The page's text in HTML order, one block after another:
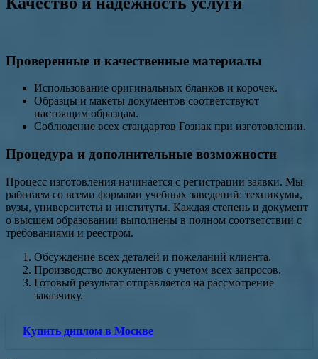
Проверенные и качественные материалы
Использование оригинальных бланков и корочек.
Образцы и макеты документов соответствуют
настоящим образцам.
Соблюдение всех стандартов Гознак при изготовлении.
Процедура и дополнительные возможности
Процесс изготовления начинается с регистрации заявки. Мы
работаем со всеми формами учебных заведений: техникумы,
вузы, университеты и институты. Каждая степень и документ
о высшем образовании выполнены в полном соответствии с
требованиями и реестром.
Обсуждение всех деталей и пожеланий клиента.
Производство документов с учетом всех запросов.
Готовый результат отправляется на рассмотрение
заказчику.
Купить диплом в Москве